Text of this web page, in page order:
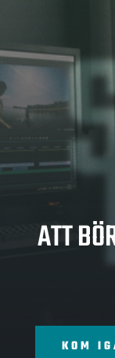
ATT
KOM